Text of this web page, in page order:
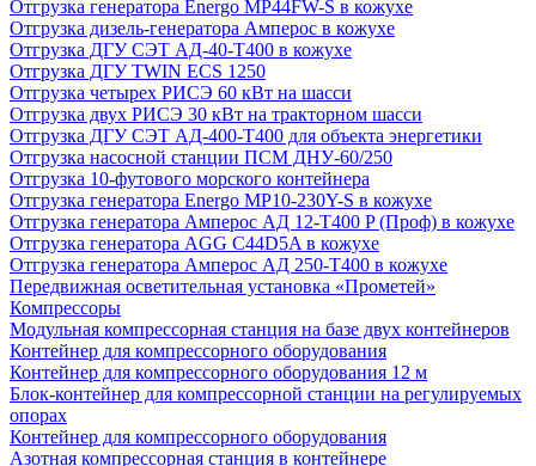
Отгрузка генератора Energo MP44FW-S в кожухе
Отгрузка дизель-генератора Амперос в кожухе
Отгрузка ДГУ СЭТ АД-40-Т400 в кожухе
Отгрузка ДГУ TWIN ECS 1250
Отгрузка четырех РИСЭ 60 кВт на шасси
Отгрузка двух РИСЭ 30 кВт на тракторном шасси
Отгрузка ДГУ СЭТ АД-400-Т400 для объекта энергетики
Отгрузка насосной станции ПСМ ДНУ-60/250
Отгрузка 10-футового морского контейнера
Отгрузка генератора Energo MP10-230Y-S в кожухе
Отгрузка генератора Амперос АД 12-Т400 P (Проф) в кожухе
Отгрузка генератора AGG C44D5A в кожухе
Отгрузка генератора Амперос АД 250-Т400 в кожухе
Передвижная осветительная установка «Прометей»
Компрессоры
Модульная компрессорная станция на базе двух контейнеров
Контейнер для компрессорного оборудования
Контейнер для компрессорного оборудования 12 м
Блок-контейнер для компрессорной станции на регулируемых
опорах
Контейнер для компрессорного оборудования
Азотная компрессорная станция в контейнере